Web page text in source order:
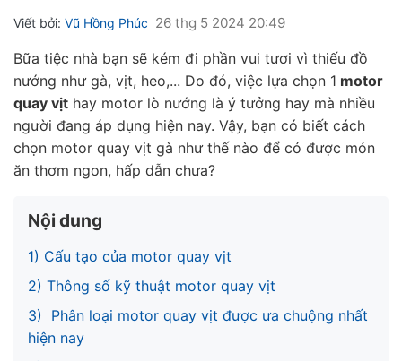
Viết bởi: Vũ Hồng Phúc 26 thg 5 2024 20:49
Bữa tiệc nhà bạn sẽ kém đi phần vui tươi vì thiếu đồ
nướng như gà, vịt, heo,... Do đó, việc lựa chọn 1 motor
quay vịt hay motor lò nướng là ý tưởng hay mà nhiều
người đang áp dụng hiện nay. Vậy, bạn có biết cách
chọn motor quay vịt gà như thế nào để có được món
ăn thơm ngon, hấp dẫn chưa?
Nội dung
1) Cấu tạo của motor quay vịt
2) Thông số kỹ thuật motor quay vịt
3) Phân loại motor quay vịt được ưa chuộng nhất
hiện nay